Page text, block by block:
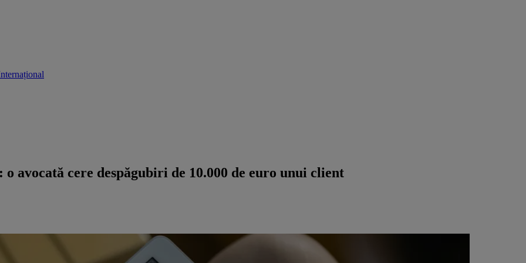
avocată cere despăgubiri de 10.000 de euro unui client